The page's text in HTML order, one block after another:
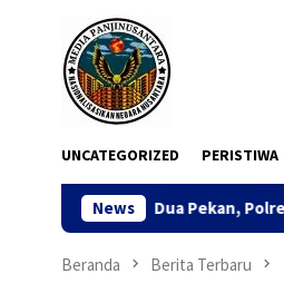
UNCATEGORIZED PERISTIWA
News
Dua Pekan, Polres Tanjung Perak
Beranda Berita Terbaru